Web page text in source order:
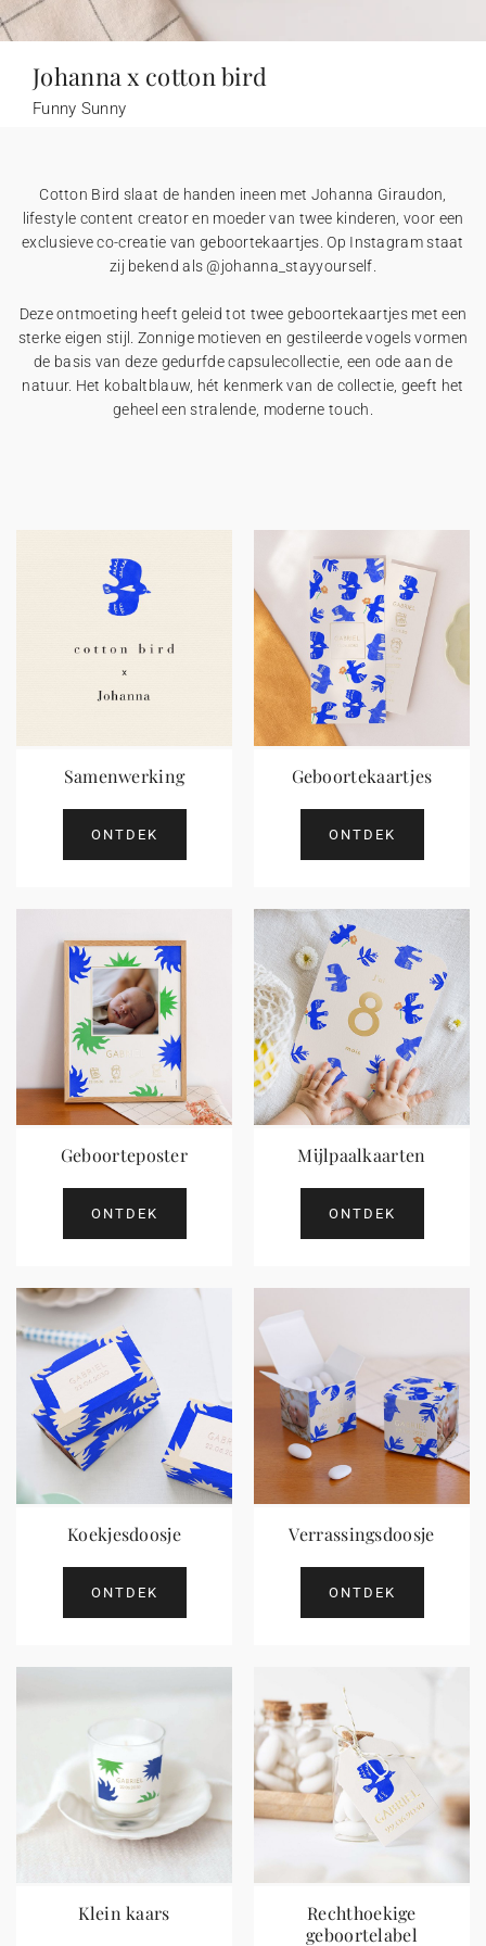
Slingers
Sticker voor wegwerpcamera
Vuurwerk etiketten
Trouwbedankjes
Trouwalbum
Babyboek
Bedankkaarten
Johanna x Cotton Bird
Moederdag
Vaderdag
Uitnodiging huwelijksjubileum
Enveloppen en binnenkant envelop
Communiekaarten
Bedankkaarten na overlijden
Accessoires
Digitale kaart
Confetti hoorntje
Slinger
Sticker voor wegwerpcamera
Accessoires
Stickers
Mini flesjes
Mini flesjes
Katoenen zakje
Doop bedankjes
Stickers
Mini flesjes
Communie bedankjes
Stickers
Mini flesjes
Kalenders
Johanna x cotton bird
Funny Sunny
Cotton Bird slaat de handen ineen met Johanna Giraudon,
lifestyle content creator en moeder van twee kinderen, voor een
exclusieve co-creatie van geboortekaartjes. Op Instagram staat
zij bekend als @johanna_stayyourself.
Deze ontmoeting heeft geleid tot twee geboortekaartjes met een
sterke eigen stijl. Zonnige motieven en gestileerde vogels vormen
de basis van deze gedurfde capsulecollectie, een ode aan de
natuur. Het kobaltblauw, hét kenmerk van de collectie, geeft het
geheel een stralende, moderne touch.
Samenwerking
ONTDEK
Geboortekaartjes
ONTDEK
Geboorteposter
ONTDEK
Mijlpaalkaarten
ONTDEK
Koekjesdoosje
ONTDEK
Verrassingsdoosje
ONTDEK
Klein kaars
Rechthoekige
geboortelabel